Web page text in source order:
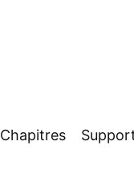
Chapitres